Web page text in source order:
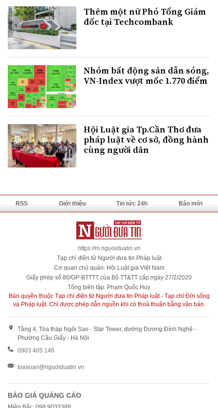
Thêm một nữ Phó Tổng Giám
đốc tại Techcombank
Nhóm bất động sản dẫn sóng,
VN-Index vượt mốc 1.770 điểm
Hội Luật gia Tp.Cần Thơ đưa
pháp luật về cơ sở, đồng hành
cùng người dân
RSS Giới thiệu Tin tức 24h Báo mới
https://m.nguoiduatin.vn
Tạp chí điện tử Người đưa tin Pháp luật
Cơ quan chủ quản: Hội Luật gia Việt Nam
Giấy phép số 80/GP-BTTTT của Bộ TT&TT cấp ngày 27/2/2020
Tổng biên tập: Phạm Quốc Huy
Bản quyền thuộc Tạp chí điện tử Người đưa tin Pháp luật - Tạp chí Đời sống
và Pháp luật. Chỉ được phép dẫn nguồn khi có thoả thuận bằng văn bản.
Tầng 4, Tòa tháp Ngôi Sao - Star Tower, đường Dương Đình Nghệ -
Phường Cầu Giấy - Hà Nội
0903 405 146
toasoan@nguoiduatin.vn
BÁO GIÁ QUẢNG CÁO